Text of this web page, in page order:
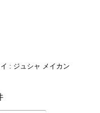
: ジュシャ メイカン